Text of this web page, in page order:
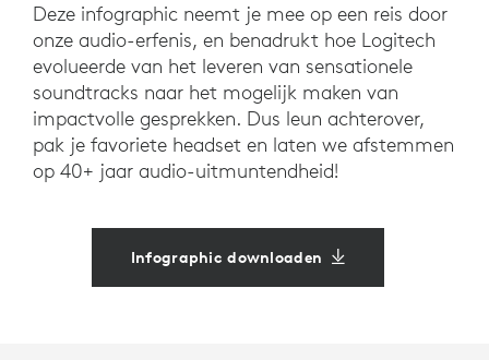
Deze infographic neemt je mee op een reis door
onze audio-erfenis, en benadrukt hoe Logitech
evolueerde van het leveren van sensationele
soundtracks naar het mogelijk maken van
impactvolle gesprekken. Dus leun achterover,
pak je favoriete headset en laten we afstemmen
op 40+ jaar audio-uitmuntendheid!
Infographic downloaden